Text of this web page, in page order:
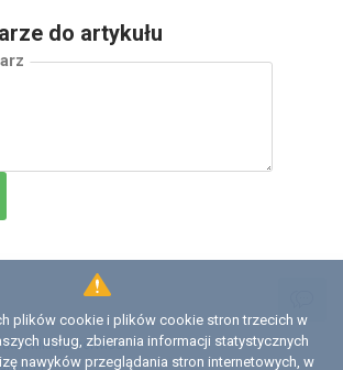
do artykułu
plików cookie i plików cookie stron trzecich w
usług, zbierania informacji statystycznych
nawyków przeglądania stron internetowych, w
serwisu